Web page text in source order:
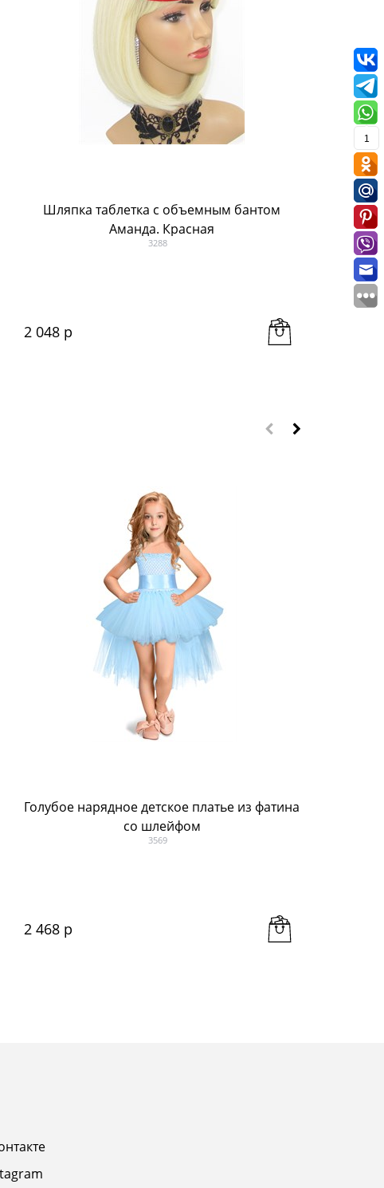
Шляпка таблетка с объемным бантом
Аманда. Красная
3288
2 048 р
8-13
Голубое нарядное детское платье из фатина
со шлейфом
3569
2 468 р
1